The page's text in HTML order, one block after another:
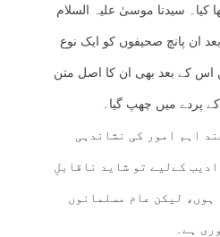
کیا۔ سیدنا موسیٰ علیہ السلام
ان پانچ صحیفوں کو ایک نوع
اس کے بعد بھی ان کا اصل متن
پردے میں چھپ گیا۔
اہم امور کی نشاندہی
کےلیے تو شاید ناقابلِ
ہوں، لیکن عام مسلمانوں
ہے۔